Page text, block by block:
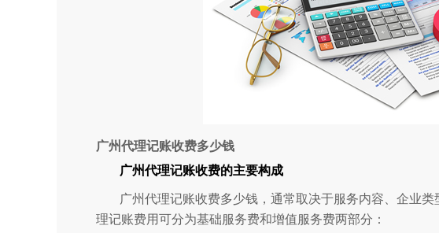
广州代理记账收费多少钱
广州代理记账收费的主要构成
广州代理记账收费多少钱，通常取决于服务内容、企业
理记账费用可分为基础服务费和增值服务费两部分：